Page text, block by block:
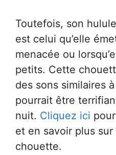
Toutefois, son
est celui qu’elle
menacée ou
petits. Cette
des sons similaires
pourrait être
nuit. Cliquez ici
et en savoir plus
chouette.